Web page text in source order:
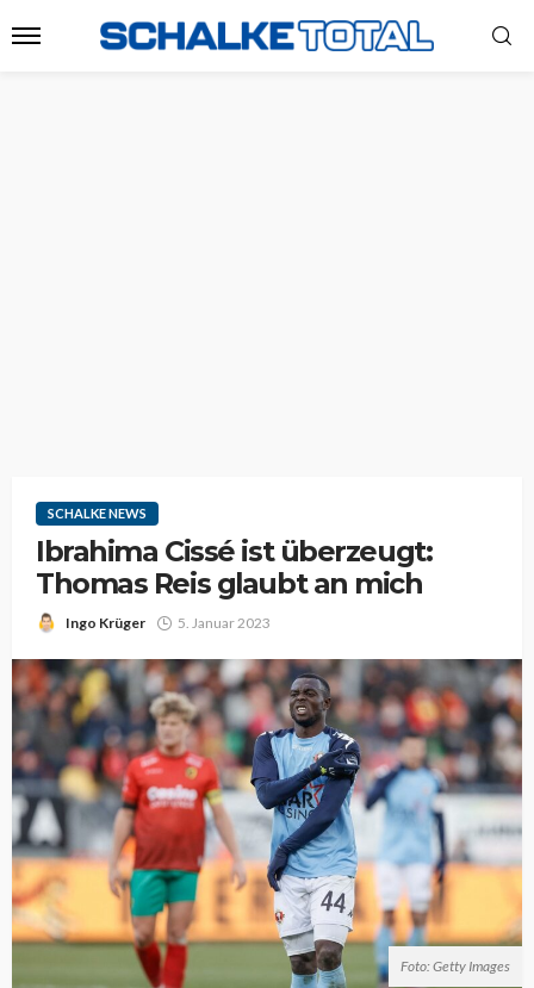
SCHALKE NEWS
Ibrahima Cissé ist überzeugt:
Thomas Reis glaubt an mich
Ingo Krüger 5. Januar 2023
Foto: Getty Images